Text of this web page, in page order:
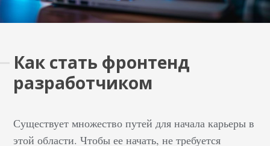
Как стать фронтенд
разработчиком
Существует множество путей для начала карьеры в
этой области. Чтобы ее начать, не требуется